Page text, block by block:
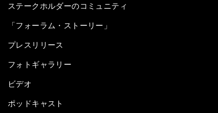
ステークホルダーのコミュニティ
「フォーラム・ストーリー」
プレスリリース
フォトギャラリー
ビデオ
ポッドキャスト